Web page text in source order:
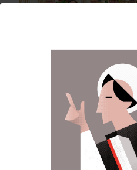
A l’acte ha assistit
festes vicentines Mª
acompanyada per la
Vicentina Mónica Gil